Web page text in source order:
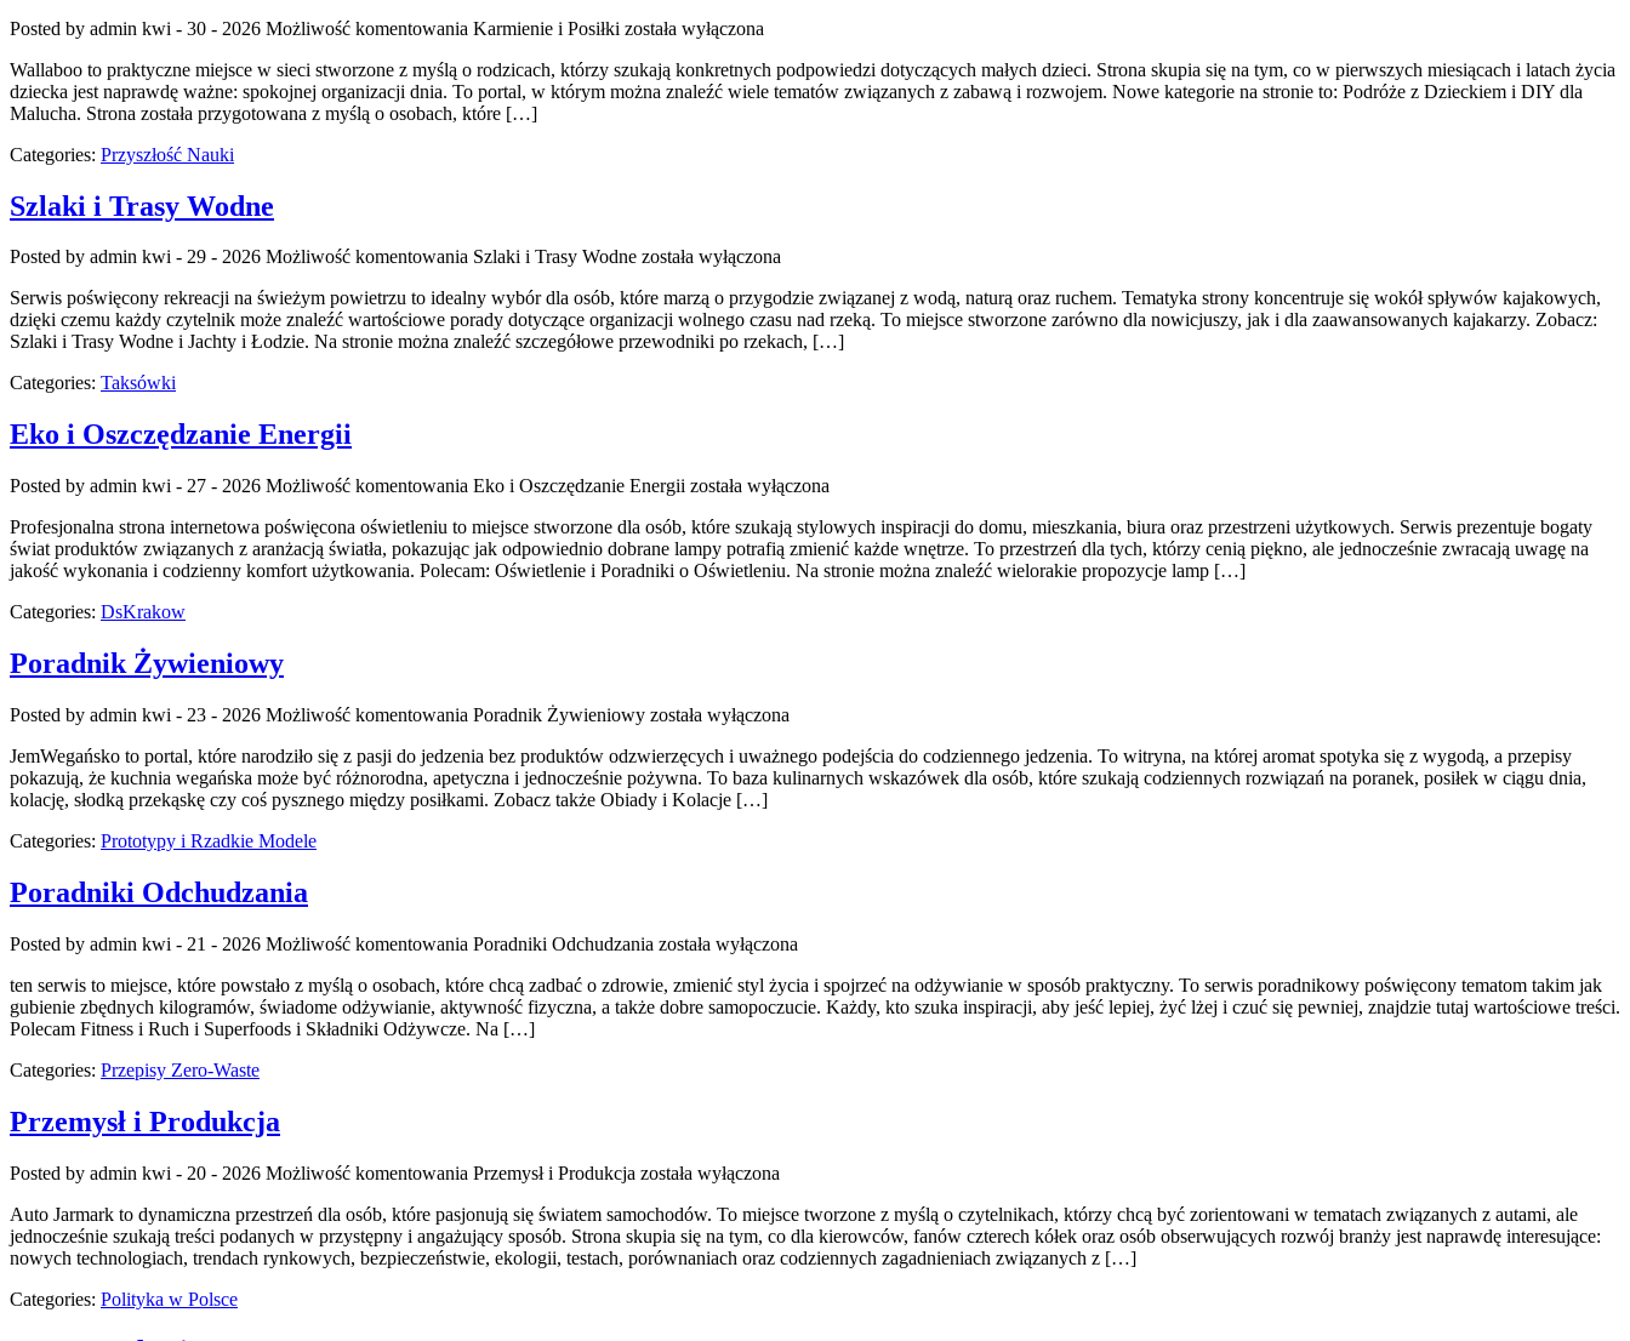
Posted by admin kwi - 30 - 2026 Możliwość komentowania Karmienie i Posiłki została wyłączona
Wallaboo to praktyczne miejsce w sieci stworzone z myślą o rodzicach, którzy szukają konkretnych podpowiedzi dotyczących małych dzieci. Strona skupia się na tym, co w pierwszych miesiącach i latach życia
dziecka jest naprawdę ważne: spokojnej organizacji dnia. To portal, w którym można znaleźć wiele tematów związanych z zabawą i rozwojem. Nowe kategorie na stronie to: Podróże z Dzieckiem i DIY dla
Malucha. Strona została przygotowana z myślą o osobach, które […]
Categories: Przyszłość Nauki
Szlaki i Trasy Wodne
Posted by admin kwi - 29 - 2026 Możliwość komentowania Szlaki i Trasy Wodne została wyłączona
Serwis poświęcony rekreacji na świeżym powietrzu to idealny wybór dla osób, które marzą o przygodzie związanej z wodą, naturą oraz ruchem. Tematyka strony koncentruje się wokół spływów kajakowych,
dzięki czemu każdy czytelnik może znaleźć wartościowe porady dotyczące organizacji wolnego czasu nad rzeką. To miejsce stworzone zarówno dla nowicjuszy, jak i dla zaawansowanych kajakarzy. Zobacz:
Szlaki i Trasy Wodne i Jachty i Łodzie. Na stronie można znaleźć szczegółowe przewodniki po rzekach, […]
Categories: Taksówki
Eko i Oszczędzanie Energii
Posted by admin kwi - 27 - 2026 Możliwość komentowania Eko i Oszczędzanie Energii została wyłączona
Profesjonalna strona internetowa poświęcona oświetleniu to miejsce stworzone dla osób, które szukają stylowych inspiracji do domu, mieszkania, biura oraz przestrzeni użytkowych. Serwis prezentuje bogaty
świat produktów związanych z aranżacją światła, pokazując jak odpowiednio dobrane lampy potrafią zmienić każde wnętrze. To przestrzeń dla tych, którzy cenią piękno, ale jednocześnie zwracają uwagę na
jakość wykonania i codzienny komfort użytkowania. Polecam: Oświetlenie i Poradniki o Oświetleniu. Na stronie można znaleźć wielorakie propozycje lamp […]
Categories: DsKrakow
Poradnik Żywieniowy
Posted by admin kwi - 23 - 2026 Możliwość komentowania Poradnik Żywieniowy została wyłączona
JemWegańsko to portal, które narodziło się z pasji do jedzenia bez produktów odzwierzęcych i uważnego podejścia do codziennego jedzenia. To witryna, na której aromat spotyka się z wygodą, a przepisy
pokazują, że kuchnia wegańska może być różnorodna, apetyczna i jednocześnie pożywna. To baza kulinarnych wskazówek dla osób, które szukają codziennych rozwiązań na poranek, posiłek w ciągu dnia,
kolację, słodką przekąskę czy coś pysznego między posiłkami. Zobacz także Obiady i Kolacje […]
Categories: Prototypy i Rzadkie Modele
Poradniki Odchudzania
Posted by admin kwi - 21 - 2026 Możliwość komentowania Poradniki Odchudzania została wyłączona
ten serwis to miejsce, które powstało z myślą o osobach, które chcą zadbać o zdrowie, zmienić styl życia i spojrzeć na odżywianie w sposób praktyczny. To serwis poradnikowy poświęcony tematom takim jak
gubienie zbędnych kilogramów, świadome odżywianie, aktywność fizyczna, a także dobre samopoczucie. Każdy, kto szuka inspiracji, aby jeść lepiej, żyć lżej i czuć się pewniej, znajdzie tutaj wartościowe treści.
Polecam Fitness i Ruch i Superfoods i Składniki Odżywcze. Na […]
Categories: Przepisy Zero-Waste
Przemysł i Produkcja
Posted by admin kwi - 20 - 2026 Możliwość komentowania Przemysł i Produkcja została wyłączona
Auto Jarmark to dynamiczna przestrzeń dla osób, które pasjonują się światem samochodów. To miejsce tworzone z myślą o czytelnikach, którzy chcą być zorientowani w tematach związanych z autami, ale
jednocześnie szukają treści podanych w przystępny i angażujący sposób. Strona skupia się na tym, co dla kierowców, fanów czterech kółek oraz osób obserwujących rozwój branży jest naprawdę interesujące:
nowych technologiach, trendach rynkowych, bezpieczeństwie, ekologii, testach, porównaniach oraz codziennych zagadnieniach związanych z […]
Categories: Polityka w Polsce